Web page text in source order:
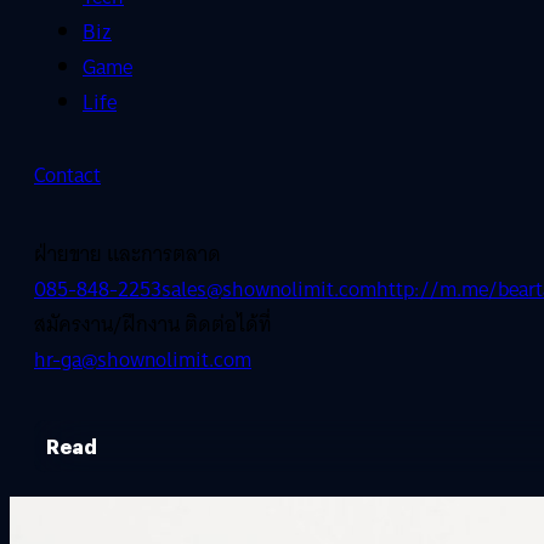
Biz
Game
Life
Contact
ฝ่ายขาย และการตลาด
085-848-2253sales@shownolimit.comhttp://m.me/
สมัครงาน/ฝึกงาน ติดต่อได้ที่
hr-ga@shownolimit.com
Read